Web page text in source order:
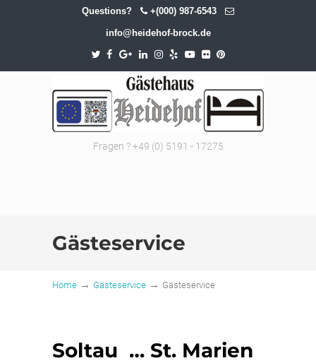
Questions? +(000) 987-6543
info@heidehof-brock.de
Fragen ? +49 (0) 5191 - 17275
Gästeservice
Home → Gästeservice → Gästeservice
Soltau … St. Marien